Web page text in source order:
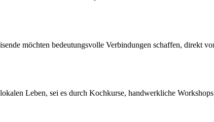
möchten bedeutungsvolle Verbindungen schaffen, direkt
Leben, sei es durch Kochkurse, handwerkliche